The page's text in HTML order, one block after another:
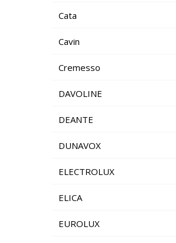
Cata
Cavin
Cremesso
DAVOLINE
DEANTE
DUNAVOX
ELECTROLUX
ELICA
EUROLUX